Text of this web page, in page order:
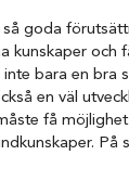
så goda
kunskaper och
inte bara en bra
en väl
få
På